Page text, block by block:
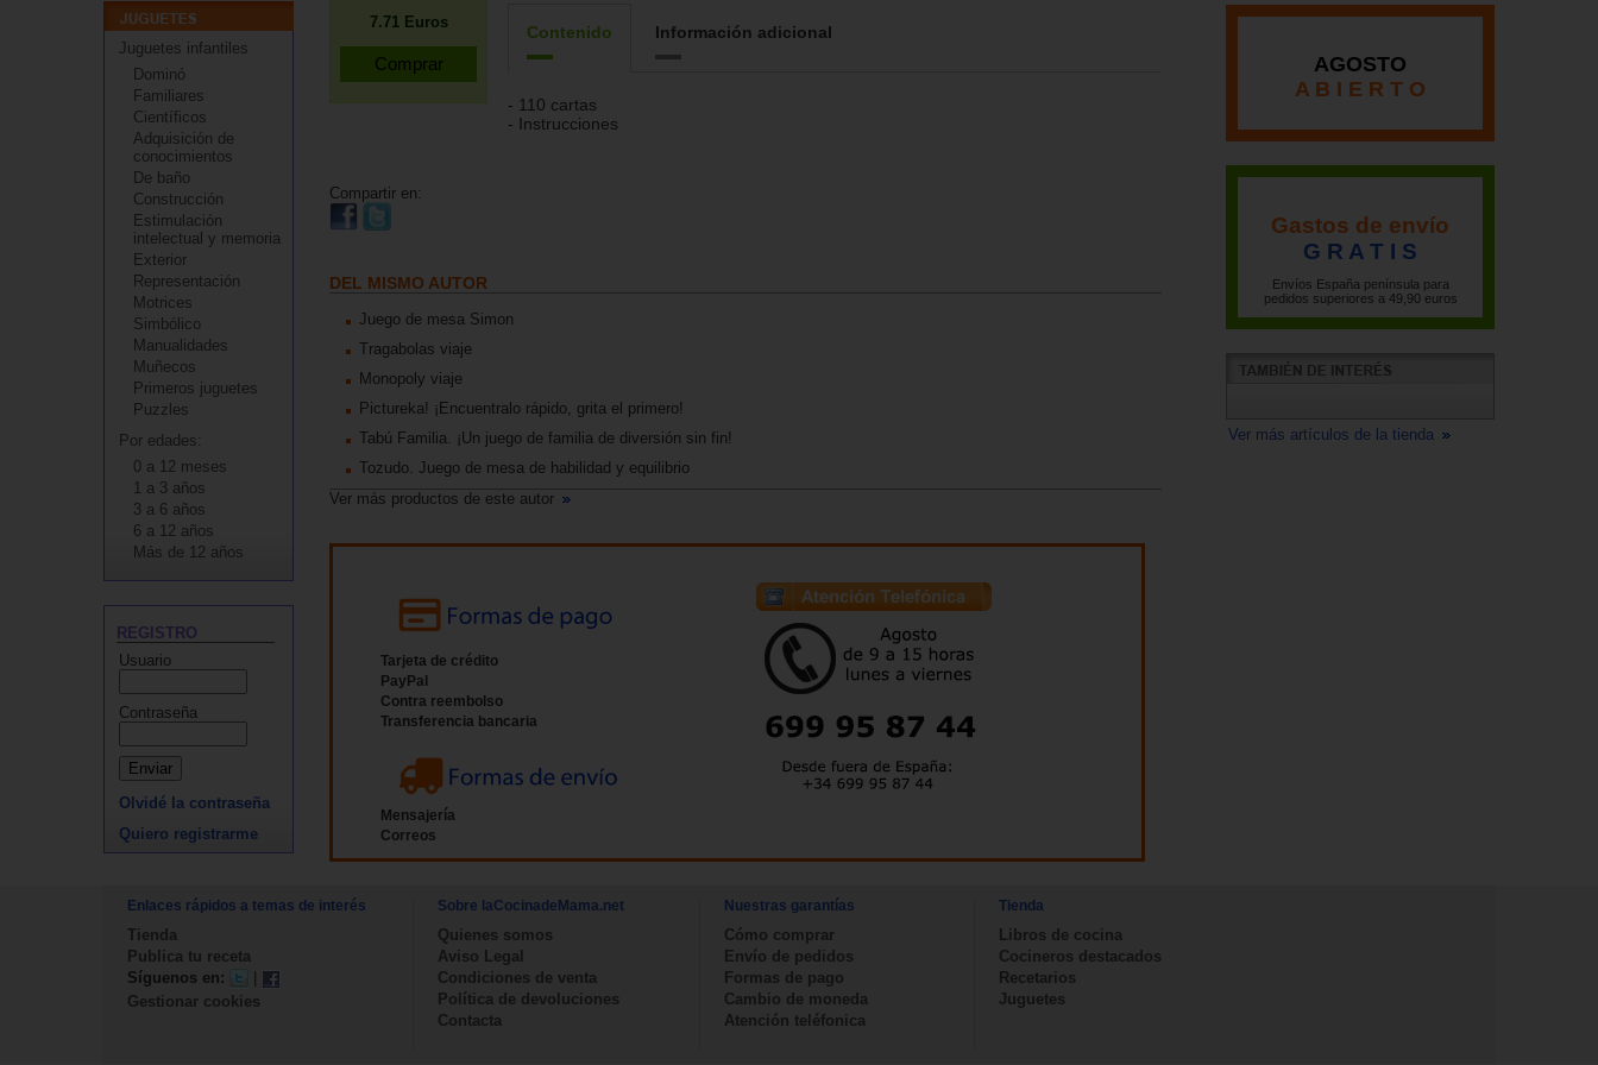
Juguetes infantiles
Dominó
Familiares
Científicos
Adquisición de
conocimientos
De baño
Construcción
Estimulación
intelectual y memoria
Exterior
Representación
Motrices
Simbólico
Manualidades
Muñecos
Primeros juguetes
Puzzles
Por edades:
0 a 12 meses
1 a 3 años
3 a 6 años
6 a 12 años
Más de 12 años
REGISTRO
Usuario
Contraseña
Olvidé la contraseña
Quiero registrarme
7.71 Euros
Compartir en:
Contenido Información adicional
- 110 cartas
- Instrucciones
DEL MISMO AUTOR
Juego de mesa Simon
Tragabolas viaje
Monopoly viaje
Pictureka! ¡Encuentralo rápido, grita el primero!
Tabú Familia. ¡Un juego de familia de diversión sin fin!
Tozudo. Juego de mesa de habilidad y equilibrio
Ver más productos de este autor
Tarjeta de crédito
PayPal
Contra reembolso
Transferencia bancaria
Mensajería
Correos
AGOSTO
A B I E R T O
Gastos de envío
G R A T I S
Envíos España península para
pedidos superiores a 49,90 euros
Ver más artículos de la tienda
Enlaces rápidos a temas de interés
Tienda
Publica tu receta
Síguenos en:
Gestionar cookies
Sobre laCocinadeMama.net
Quienes somos
Aviso Legal
Condiciones de venta
Política de devoluciones
Contacta
Nuestras garantías
Cómo comprar
Envío de pedidos
Formas de pago
Cambio de moneda
Atención teléfonica
Tienda
Libros de cocina
Cocineros destacados
Recetarios
Juguetes